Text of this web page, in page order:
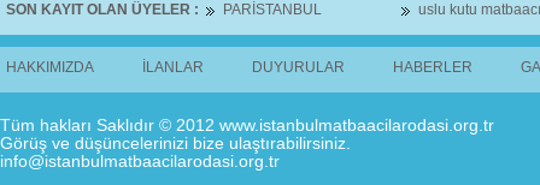
SON KAYIT OLAN ÜYELER : PARİSTANBUL uslu kutu matbaacılık
HAKKIMIZDA İLANLAR DUYURULAR HABERLER
Tüm hakları Saklıdır © 2012 www.istanbulmatbaacilarodasi.org.tr
Görüş ve düşüncelerinizi bize ulaştırabilirsiniz.
info@istanbulmatbaacilarodasi.org.tr